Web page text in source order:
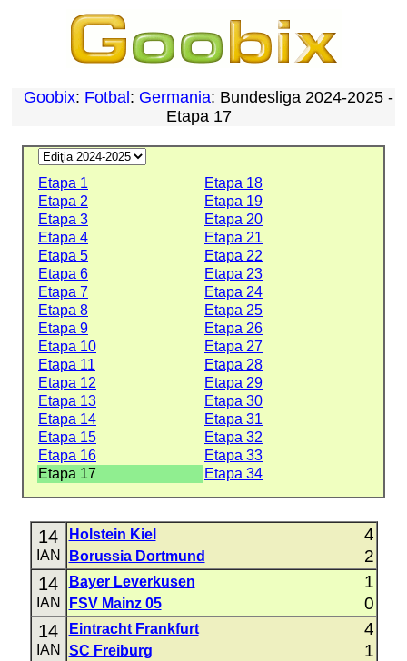
Goobix: Fotbal : Germania: Bundesliga 2024-2025 -
Etapa 17
Etapa 1
Etapa 18
Etapa 2
Etapa 19
Etapa 3
Etapa 20
Etapa 4
Etapa 21
Etapa 5
Etapa 22
Etapa 6
Etapa 23
Etapa 7
Etapa 24
Etapa 8
Etapa 25
Etapa 9
Etapa 26
Etapa 10
Etapa 27
Etapa 11
Etapa 28
Etapa 12
Etapa 29
Etapa 13
Etapa 30
Etapa 14
Etapa 31
Etapa 15
Etapa 32
Etapa 16
Etapa 33
Etapa 17
Etapa 34
14
IAN
Holstein Kiel 4
Borussia Dortmund 2
14
IAN
Bayer Leverkusen 1
FSV Mainz 05 0
14
IAN
Eintracht Frankfurt 4
SC Freiburg 1